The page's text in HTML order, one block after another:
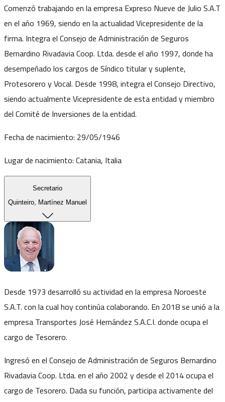
Comenzó trabajando en la empresa Expreso Nueve de Julio S.A.T
en el año 1969, siendo en la actualidad Vicepresidente de la
firma. Integra el Consejo de Administración de Seguros
Bernardino Rivadavia Coop. Ltda. desde el año 1997, donde ha
desempeñado los cargos de Síndico titular y suplente,
Protesorero y Vocal. Desde 1998, integra el Consejo Directivo,
siendo actualmente Vicepresidente de esta entidad y miembro
del Comité de Inversiones de la entidad.
Fecha de nacimiento: 29/05/1946
Lugar de nacimiento:Catania, Italia
Secretario
Quinteiro, Martínez Manuel
Desde 1973 desarrolló su actividad en la empresa Noroeste
S.A.T. con la cual hoy continúa colaborando. En 2018 se unió a la
empresa Transportes José Hernández S.A.C.I. donde ocupa el
cargo de Tesorero.
Ingresó en el Consejo de Administración de Seguros Bernardino
Rivadavia Coop. Ltda. en el año 2002 y desde el 2014 ocupa el
cargo de Tesorero. Dada su función, participa activamente del